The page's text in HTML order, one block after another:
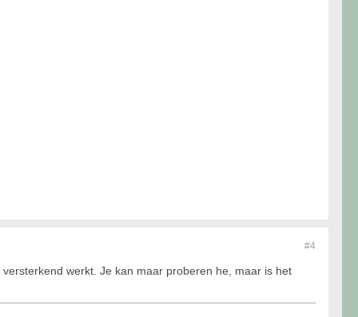
#4
werkt. Je kan maar proberen he, maar is het